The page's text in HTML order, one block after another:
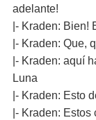
adelante!
|- Kraden: Bien!
|- Kraden: Que,
|- Kraden: aquí
Luna
|- Kraden: Esto
|- Kraden: